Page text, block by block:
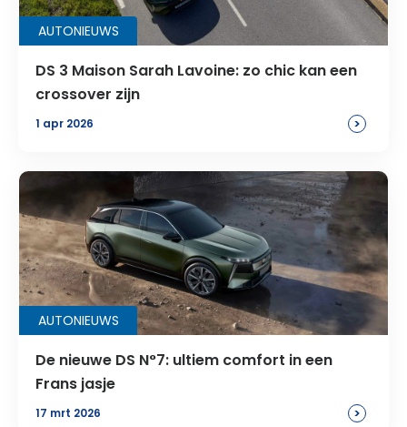
AUTONIEUWS
DS 3 Maison Sarah Lavoine: zo chic kan een
crossover zijn
1 apr 2026 >
AUTONIEUWS
De nieuwe DS N°7: ultiem comfort in een
Frans jasje
17 mrt 2026 >